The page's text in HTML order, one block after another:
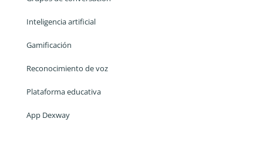
Inteligencia artificial
Gamificación
Reconocimiento de voz
Plataforma educativa
App Dexway